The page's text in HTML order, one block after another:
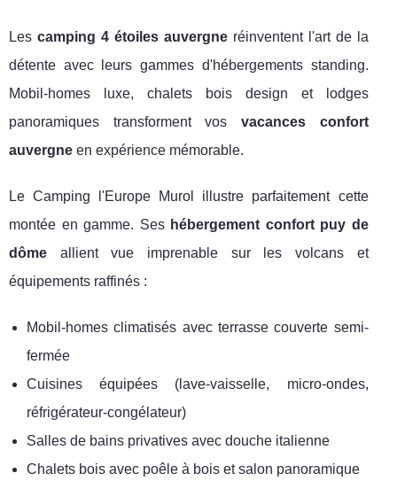
Les camping 4 étoiles auvergneréinventent l'art de la
détente avec leurs gammes d'hébergements standing.
Mobil-homes luxe, chalets bois design et lodges
panoramiques transforment vos vacances confort
auvergne en expérience mémorable.
Le Camping l'Europe Murol illustre parfaitement cette
montée en gamme. Ses hébergement confort puy de
dôme allient vue imprenable sur les volcans et
équipements raffinés :
Mobil-homes climatisés avec terrasse couverte semi-
fermée
Cuisines équipées (lave-vaisselle, micro-ondes,
réfrigérateur-congélateur)
Salles de bains privatives avec douche italienne
Chalets bois avec poêle à bois et salon panoramique